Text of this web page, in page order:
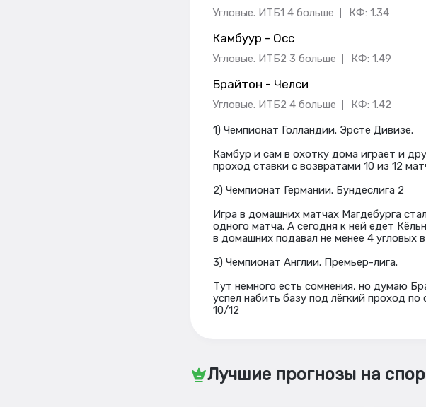
Угловые. ИТБ1 4 больше КФ: 1.34
Камбуур - Осс
Угловые. ИТБ2 3 больше КФ: 1.49
Брайтон - Челси
Угловые. ИТБ2 4 больше
КФ: 1.42
1) Чемпионат Голландии. Эрсте Дивизе.
Камбур и сам в охотку дома играет и
проход ставки с возвратами 10 из 12
2) Чемпионат Германии. Бундеслига 2
Игра в домашних матчах Магдебурга
одного матча. А сегодня к ней едет
в домашних подавал не менее 4 угловых
3) Чемпионат Англии. Премьер-лига.
Тут немного есть сомнения, но думаю
успел набить базу под лёгкий проход по
10/12
Лучшие прогнозы на